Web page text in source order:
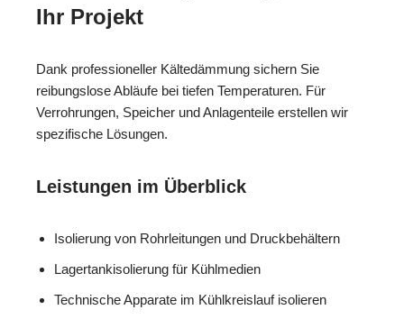
Ihr Projekt
Dank professioneller Kältedämmung sichern Sie
reibungslose Abläufe bei tiefen Temperaturen. Für
Verrohrungen, Speicher und Anlagenteile erstellen wir
spezifische Lösungen.
Leistungen im Überblick
Isolierung von Rohrleitungen und Druckbehältern
Lagertankisolierung für Kühlmedien
Technische Apparate im Kühlkreislauf isolieren